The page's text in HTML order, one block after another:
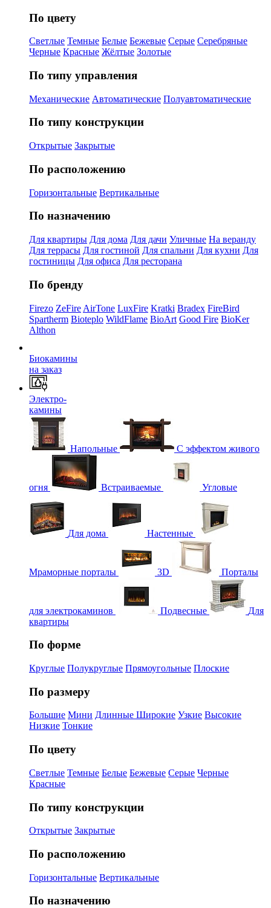
По цвету
Светлые Темные Белые Бежевые Серые Серебряные
Черные Красные Жёлтые Золотые
По типу управления
Механические Автоматические Полуавтоматические
По типу конструкции
Открытые Закрытые
По расположению
Горизонтальные Вертикальные
По назначению
Для квартиры Для дома Для дачи Уличные На веранду
Для террасы Для гостиной Для спальни Для кухни Для
гостиницы Для офиса Для ресторана
По бренду
Firezo ZeFire AirTone LuxFire Kratki Bradex FireBird
Spartherm Bioteplo WildFlame BioArt Good Fire BioKer
Althon
Биокамины
на заказ
Электро-
камины
Напольные С эффектом живого
огня Встраиваемые Угловые
Для дома Настенные
Мраморные порталы 3D Порталы
для электрокаминов Подвесные
Для
квартиры
По форме
Круглые Полукруглые Прямоугольные Плоские
По размеру
Большие Мини Длинные Широкие Узкие Высокие
Низкие Тонкие
По цвету
Светлые Темные Белые Бежевые Серые Черные
Красные
По типу конструкции
Открытые Закрытые
По расположению
Горизонтальные Вертикальные
По назначению